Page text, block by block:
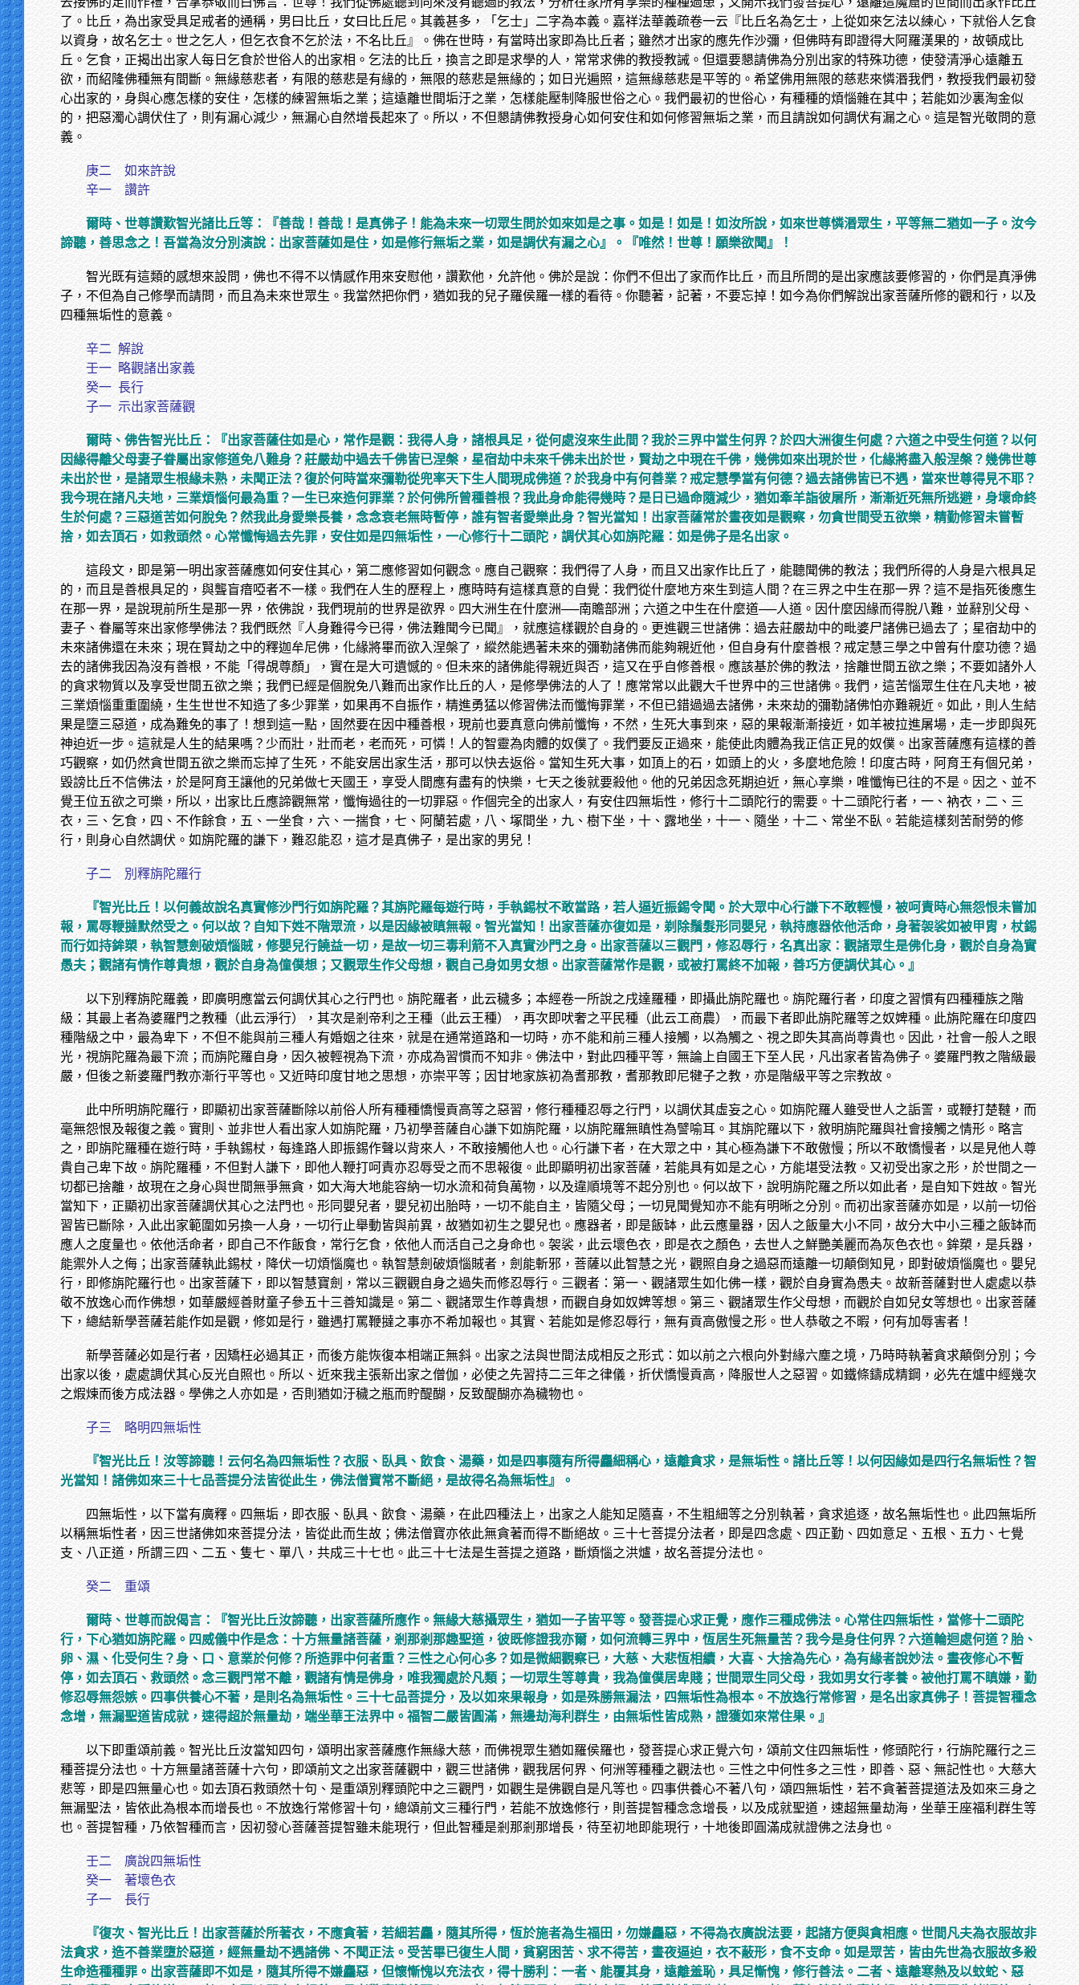
了。比丘，為出家受具足戒者的通稱，男曰比丘，女曰比丘尼。其義甚多，「乞士」二字為本義。嘉祥法華義疏卷一云『比丘名為乞士，上從如來乞法以練心，下就俗人乞食
以資身，故名乞士。世之乞人，但乞衣食不乞於法，不名比丘』。佛在世時，有當時出家即為比丘者；雖然才出家的應先作沙彌，但佛時有即證得大阿羅漢果的，故頓成比
丘。乞食，正揭出出家人每日乞食於世俗人的出家相。乞法的比丘，換言之即是求學的人，常常求佛的教授教誡。但還要懇請佛為分別出家的特殊功德，使發清淨心遠離五
欲，而紹隆佛種無有間斷。無緣慈悲者，有限的慈悲是有緣的，無限的慈悲是無緣的；如日光遍照，這無緣慈悲是平等的。希望佛用無限的慈悲來憐湣我們，教授我們最初發
心出家的，身與心應怎樣的安住，怎樣的練習無垢之業；這遠離世間垢汙之業，怎樣能壓制降服世俗之心。我們最初的世俗心，有種種的煩惱雜在其中；若能如沙裏淘金似
的，把惡濁心調伏住了，則有漏心減少，無漏心自然增長起來了。所以，不但懇請佛教授身心如何安住和如何修習無垢之業，而且請說如何調伏有漏之心。這是智光敬問的意
義。
庚二 如來許說
辛一 讚許
爾時、世尊讚歎智光諸比丘等：『善哉！善哉！是真佛子！能為未來一切眾生問於如來如是之事。如是！如是！如汝所說，如來世尊憐湣眾生，平等無二猶如一子。汝今
諦聽，善思念之！吾當為汝分別演說：出家菩薩如是住，如是修行無垢之業，如是調伏有漏之心』。『唯然！世尊！願樂欲聞』！
智光既有這類的感想來設問，佛也不得不以情感作用來安慰他，讚歎他，允許他。佛於是說：你們不但出了家而作比丘，而且所問的是出家應該要修習的，你們是真淨佛
子，不但為自己修學而請問，而且為未來世眾生。我當然把你們，猶如我的兒子羅侯羅一樣的看待。你聽著，記著，不要忘掉！如今為你們解說出家菩薩所修的觀和行，以及
四種無垢性的意義。
辛二 解說
壬一 略觀諸出家義
癸一 長行
子一 示出家菩薩觀
爾時、佛告智光比丘：『出家菩薩住如是心，常作是觀：我得人身，諸根具足，從何處沒來生此間？我於三界中當生何界？於四大洲復生何處？六道之中受生何道？以何
因緣得離父母妻子眷屬出家修道免八難身？莊嚴劫中過去千佛皆已涅槃，星宿劫中未來千佛未出於世，賢劫之中現在千佛，幾佛如來出現於世，化緣將盡入般涅槃？幾佛世尊
未出於世，是諸眾生根緣未熟，未聞正法？復於何時當來彌勒從兜率天下生人間現成佛道？於我身中有何善業？戒定慧學當有何德？過去諸佛皆已不遇，當來世尊得見不耶？
我今現在諸凡夫地，三業煩惱何最為重？一生已來造何罪業？於何佛所曾種善根？我此身命能得幾時？是日已過命隨減少，猶如牽羊詣彼屠所，漸漸近死無所逃避，身壞命終
生於何處？三惡道苦如何脫免？然我此身愛樂長養，念念衰老無時暫停，誰有智者愛樂此身？智光當知！出家菩薩常於晝夜如是觀察，勿貪世間受五欲樂，精勤修習未嘗暫
捨，如去頂石，如救頭然。心常懺悔過去先罪，安住如是四無垢性，一心修行十二頭陀，調伏其心如旃陀羅：如是佛子是名出家。
這段文，即是第一明出家菩薩應如何安住其心，第二應修習如何觀念。應自己觀察：我們得了人身，而且又出家作比丘了，能聽聞佛的教法；我們所得的人身是六根具足
的，而且是善根具足的，與聾盲瘖啞者不一樣。我們在人生的歷程上，應時時有這樣真意的自覺：我們從什麼地方來生到這人間？在三界之中生在那一界？這不是指死後應生
在那一界，是說現前所生是那一界，依佛說，我們現前的世界是欲界。四大洲生在什麼洲──南贍部洲；六道之中生在什麼道──人道。因什麼因緣而得脫八難，並辭別父母、
妻子、眷屬等來出家修學佛法？我們既然『人身難得今已得，佛法難聞今已聞』，就應這樣觀於自身的。更進觀三世諸佛：過去莊嚴劫中的毗婆尸諸佛已過去了；星宿劫中的
未來諸佛還在未來；現在賢劫之中的釋迦牟尼佛，化緣將畢而欲入涅槃了，縱然能遇著未來的彌勒諸佛而能夠親近他，但自身有什麼善根？戒定慧三學之中曾有什麼功德？過
去的諸佛我因為沒有善根，不能「得覘尊顏」，實在是大可遺憾的。但未來的諸佛能得親近與否，這又在乎自修善根。應該基於佛的教法，捨離世間五欲之樂；不要如諸外人
的貪求物質以及享受世間五欲之樂；我們已經是個脫免八難而出家作比丘的人，是修學佛法的人了！應常常以此觀大千世界中的三世諸佛。我們，這苦惱眾生住在凡夫地，被
三業煩惱重重圍繞，生生世世不知造了多少罪業，如果再不自振作，精進勇猛以修習佛法而懺悔罪業，不但已錯過過去諸佛，未來劫的彌勒諸佛怕亦難親近。如此，則人生結
果是墮三惡道，成為難免的事了！想到這一點，固然要在因中種善根，現前也要真意向佛前懺悔，不然，生死大事到來，惡的果報漸漸接近，如羊被拉進屠場，走一步即與死
神迫近一步。這就是人生的結果嗎？少而壯，壯而老，老而死，可憐！人的智靈為肉體的奴僕了。我們要反正過來，能使此肉體為我正信正見的奴僕。出家菩薩應有這樣的善
巧觀察，如仍然貪世間五欲之樂而忘掉了生死，不能安居出家生活，那可以快去返俗。當知生死大事，如頂上的石，如頭上的火，多麼地危險！印度古時，阿育王有個兄弟，
毀謗比丘不信佛法，於是阿育王讓他的兄弟做七天國王，享受人間應有盡有的快樂，七天之後就要殺他。他的兄弟因念死期迫近，無心享樂，唯懺悔已往的不是。因之、並不
覺王位五欲之可樂，所以，出家比丘應諦觀無常，懺悔過往的一切罪惡。作個完全的出家人，有安住四無垢性，修行十二頭陀行的需要。十二頭陀行者，一、衲衣，二、三
衣，三、乞食，四、不作餘食，五、一坐食，六、一揣食，七、阿蘭若處，八、塚間坐，九、樹下坐，十、露地坐，十一、隨坐，十二、常坐不臥。若能這樣刻苦耐勞的修
行，則身心自然調伏。如旃陀羅的謙下，難忍能忍，這才是真佛子，是出家的男兒！
子二 別釋旃陀羅行
『智光比丘！以何義故說名真實修沙門行如旃陀羅？其旃陀羅每遊行時，手執錫杖不敢當路，若人逼近振錫令聞。於大眾中心行謙下不敢輕慢，被呵責時心無怨恨未嘗加
報，罵辱鞭撻默然受之。何以故？自知下姓不階眾流，以是因緣被瞋無報。智光當知！出家菩薩亦復如是，剃除鬚髮形同嬰兒，執持應器依他活命，身著袈裟如被甲胄，杖錫
而行如持鉾槊，執智慧劍破煩惱賊，修嬰兒行饒益一切，是故一切三毒利箭不入真實沙門之身。出家菩薩以三觀門，修忍辱行，名真出家：觀諸眾生是佛化身，觀於自身為實
愚夫；觀諸有情作尊貴想，觀於自身為僮僕想；又觀眾生作父母想，觀自己身如男女想。出家菩薩常作是觀，或被打罵終不加報，善巧方便調伏其心。 』
以下別釋旃陀羅義，即廣明應當云何調伏其心之行門也。旃陀羅者，此云穢多；本經卷一所說之戌達羅種，即攝此旃陀羅也。旃陀羅行者，印度之習慣有四種種族之階
級：其最上者為婆羅門之教種（此云淨行），其次是剎帝利之王種（此云王種），再次即吠奢之平民種（此云工商農），而最下者即此旃陀羅等之奴婢種。此旃陀羅在印度四
種階級之中，最為卑下，不但不能與前三種人有婚姻之往來，就是在通常道路和一切時，亦不能和前三種人接觸，以為觸之、視之即失其高尚尊貴也。因此，社會一般人之眼
光，視旃陀羅為最下流；而旃陀羅自身，因久被輕視為下流，亦成為習慣而不知非。佛法中，對此四種平等，無論上自國王下至人民，凡出家者皆為佛子。婆羅門教之階級最
嚴，但後之新婆羅門教亦漸行平等也。又近時印度甘地之思想，亦崇平等；因甘地家族初為耆那教，耆那教即尼犍子之教，亦是階級平等之宗教故。
此中所明旃陀羅行，即顯初出家菩薩斷除以前俗人所有種種憍慢貢高等之惡習，修行種種忍辱之行門，以調伏其虛妄之心。如旃陀羅人雖受世人之詬詈，或鞭打楚韃，而
毫無怨恨及報復之義。實則、並非世人看出家人如旃陀羅，乃初學菩薩自心謙下如旃陀羅，以旃陀羅無瞋性為譬喻耳。其旃陀羅以下，敘明旃陀羅與社會接觸之情形。略言
之，即旃陀羅種在遊行時，手執錫杖，每逢路人即振錫作聲以背來人，不敢接觸他人也。心行謙下者，在大眾之中，其心極為謙下不敢傲慢；所以不敢憍慢者，以是見他人尊
貴自己卑下故。旃陀羅種，不但對人謙下，即他人鞭打呵責亦忍辱受之而不思報復。此即顯明初出家菩薩，若能具有如是之心，方能堪受法教。又初受出家之形，於世間之一
切都已捨離，故現在之身心與世間無爭無貪，如大海大地能容納一切水流和荷負萬物，以及違順境等不起分別也。何以故下，說明旃陀羅之所以如此者，是自知下姓故。智光
當知下，正顯初出家菩薩調伏其心之法門也。形同嬰兒者，嬰兒初出胎時，一切不能自主，皆隨父母；一切見聞覺知亦不能有明晰之分別。而初出家菩薩亦如是，以前一切俗
習皆已斷除，入此出家範圍如另換一人身，一切行止舉動皆與前異，故猶如初生之嬰兒也。應器者，即是飯缽，此云應量器，因人之飯量大小不同，故分大中小三種之飯缽而
應人之度量也。依他活命者，即自己不作飯食，常行乞食，依他人而活自己之身命也。袈裟，此云壞色衣，即是衣之顏色，去世人之鮮艷美麗而為灰色衣也。鉾槊，是兵器，
能禦外人之侮；出家菩薩執此錫杖，降伏一切煩惱魔也。執智慧劍破煩惱賊者，劍能斬邪，菩薩以此智慧之光，觀照自身之過惡而遠離一切顛倒知見，即對破煩惱魔也。嬰兒
行，即修旃陀羅行也。出家菩薩下，即以智慧寶劍，常以三觀觀自身之過失而修忍辱行。三觀者：第一、觀諸眾生如化佛一樣，觀於自身實為愚夫。故新菩薩對世人處處以恭
敬不放逸心而作佛想，如華嚴經善財童子參五十三善知識是。第二、觀諸眾生作尊貴想，而觀自身如奴婢等想。第三、觀諸眾生作父母想，而觀於自如兒女等想也。出家菩薩
下，總結新學菩薩若能作如是觀，修如是行，雖遇打罵鞭撻之事亦不希加報也。其實、若能如是修忍辱行，無有貢高傲慢之形。世人恭敬之不暇，何有加辱害者！
新學菩薩必如是行者，因矯枉必過其正，而後方能恢復本相端正無斜。出家之法與世間法成相反之形式：如以前之六根向外對緣六塵之境，乃時時執著貪求顛倒分別；今
出家以後，處處調伏其心反光自照也。所以、近來我主張新出家之僧伽，必使之先習持二三年之律儀，折伏憍慢貢高，降服世人之惡習。如鐵條鑄成精鋼，必先在爐中經幾次
之煆煉而後方成法器。學佛之人亦如是，否則猶如汙穢之瓶而貯醍醐，反致醍醐亦為穢物也。
子三 略明四無垢性
『智光比丘！汝等諦聽！云何名為四無垢性？衣服、臥具、飲食、湯藥，如是四事隨有所得麤細稱心，遠離貪求，是無垢性。諸比丘等！以何因緣如是四行名無垢性？智
光當知！諸佛如來三十七品菩提分法皆從此生，佛法僧寶常不斷絕，是故得名為無垢性』。
四無垢性，以下當有廣釋。四無垢，即衣服、臥具、飲食、湯藥，在此四種法上，出家之人能知足隨喜，不生粗細等之分別執著，貪求追逐，故名無垢性也。此四無垢所
以稱無垢性者，因三世諸佛如來菩提分法，皆從此而生故；佛法僧寶亦依此無貪著而得不斷絕故。三十七菩提分法者，即是四念處、四正勤、四如意足、五根、五力、七覺
支、八正道，所謂三四、二五、隻七、單八，共成三十七也。此三十七法是生菩提之道路，斷煩惱之洪爐，故名菩提分法也。
癸二 重頌
爾時、世尊而說偈言：『智光比丘汝諦聽，出家菩薩所應作。無緣大慈攝眾生，猶如一子皆平等。發菩提心求正覺，應作三種成佛法。心常住四無垢性，當修十二頭陀
行，下心猶如旃陀羅。四威儀中作是念：十方無量諸菩薩，剎那剎那趣聖道，彼既修證我亦爾，如何流轉三界中，恆居生死無量苦？我今是身住何界？六道輪迴處何道？胎、
卵、濕、化受何生？身、口、意業於何修？所造罪中何者重？三性之心何心多？如是微細觀察已，大慈、大悲恆相續，大喜、大捨為先心，為有緣者說妙法。晝夜修心不暫
停，如去頂石、救頭然。念三觀門常不離，觀諸有情是佛身，唯我獨處於凡類；一切眾生等尊貴，我為僮僕居卑賤；世間眾生同父母，我如男女行孝養。被他打罵不瞋嫌，勤
修忍辱無怨嫉。四事供養心不著，是則名為無垢性。三十七品菩提分，及以如來果報身，如是殊勝無漏法，四無垢性為根本。不放逸行常修習，是名出家真佛子！菩提智種念
念增，無漏聖道皆成就，速得超於無量劫，端坐華王法界中。福智二嚴皆圓滿，無邊劫海利群生，由無垢性皆成熟，證獲如來常住果。』
以下即重頌前義。智光比丘汝當知四句，頌明出家菩薩應作無緣大慈，而佛視眾生猶如羅侯羅也，發菩提心求正覺六句，頌前文住四無垢性，修頭陀行，行旃陀羅行之三
種菩提分法也。十方無量諸菩薩十六句，即頌前文之出家菩薩觀中，觀三世諸佛，觀我居何界、何洲等種種之觀法也。三性之中何性多之三性，即善、惡、無記性也。大慈大
悲等，即是四無量心也。如去頂石救頭然十句、是重頌別釋頭陀中之三觀門，如觀生是佛觀自是凡等也。四事供養心不著八句，頌四無垢性，若不貪著菩提道法及如來三身之
無漏聖法，皆依此為根本而增長也。不放逸行常修習十句，總頌前文三種行門，若能不放逸修行，則菩提智種念念增長，以及成就聖道，速超無量劫海，坐華王座福利群生等
也。菩提智種，乃依智種而言，因初發心菩薩菩提智雖未能現行，但此智種是剎那剎那增長，待至初地即能現行，十地後即圓滿成就證佛之法身也。
壬二 廣說四無垢性
癸一 著壞色衣
子一 長行
『復次、智光比丘！出家菩薩於所著衣，不應貪著，若細若麤，隨其所得，恆於施者為生福田，勿嫌麤惡，不得為衣廣說法要，起諸方便與貪相應。世間凡夫為衣服故非
法貪求，造不善業墮於惡道，經無量劫不遇諸佛、不聞正法。受苦畢已復生人間，貧窮困苦、求不得苦，晝夜逼迫，衣不蔽形，食不支命。如是眾苦，皆由先世為衣服故多殺
生命造種種罪。出家菩薩即不如是，隨其所得不嫌麤惡，但懷慚愧以充法衣，得十勝利：一者、能覆其身，遠離羞恥，具足慚愧，修行善法。二者、遠離寒熱及以蚊蛇、惡